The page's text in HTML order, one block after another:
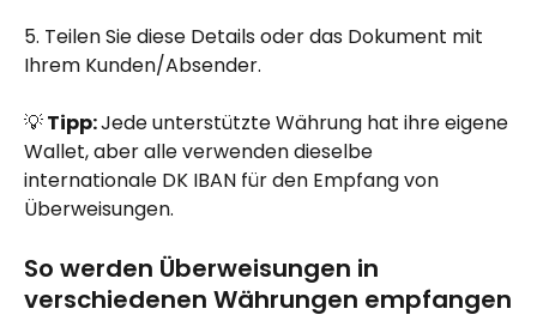
5. Teilen Sie diese Details oder das Dokument mit
Ihrem Kunden/Absender.
💡 Tipp: Jede unterstützte Währung hat ihre eigene
Wallet, aber alle verwenden dieselbe
internationale DK IBAN für den Empfang von
Überweisungen.
So werden Überweisungen in
verschiedenen Währungen empfangen